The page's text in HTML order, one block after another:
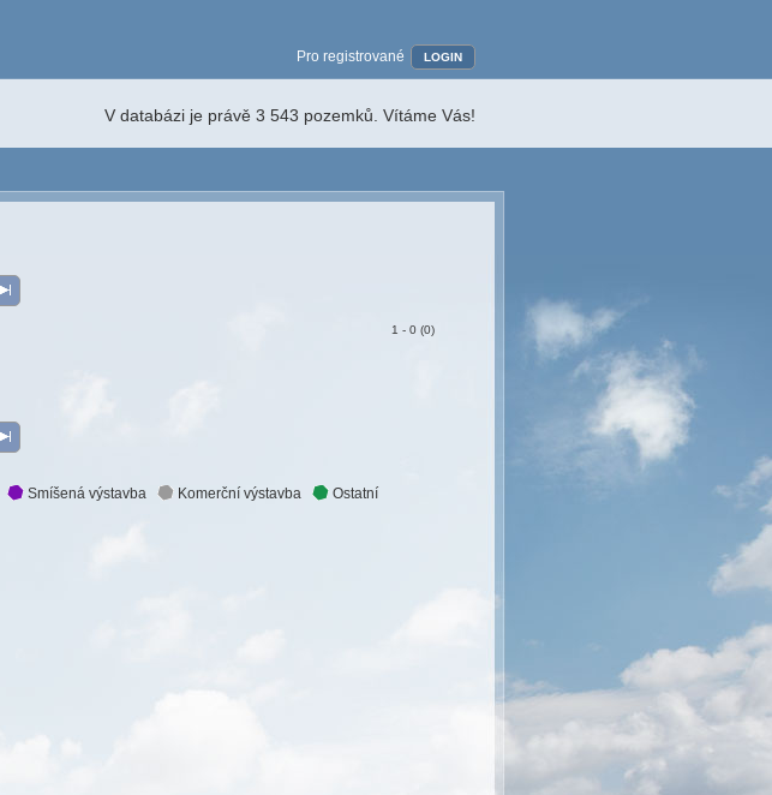
Pro registrované LOGIN
V databázi je právě 3 543 pozemků. Vítáme Vás!
1 - 0 (0)
Smíšená výstavba Komerční výstavba Ostatní